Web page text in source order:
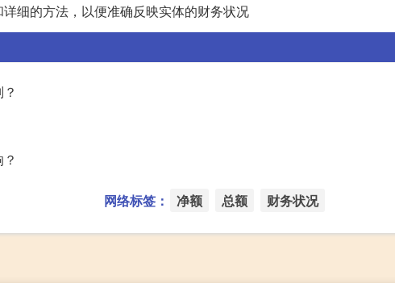
细的方法，以便准确反映实体的财务状况
网络标签： 净额 总额 财务状况